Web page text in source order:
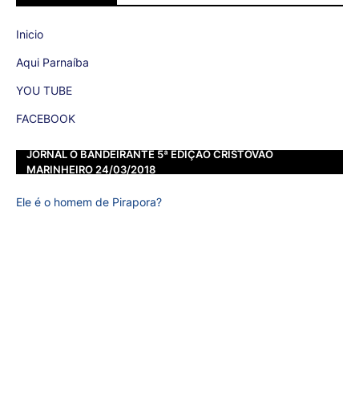
Inicio
Aqui Parnaíba
YOU TUBE
FACEBOOK
JORNAL O BANDEIRANTE 5ª EDIÇÃO CRISTOVÃO
MARINHEIRO 24/03/2018
Ele é o homem de Pirapora?